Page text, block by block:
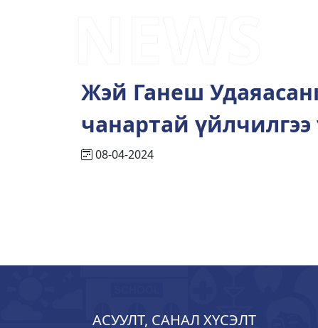
Жэй Ганеш
чанартай
08-04-2024
АСУУЛТ, САНАЛ ХҮСЭЛТ